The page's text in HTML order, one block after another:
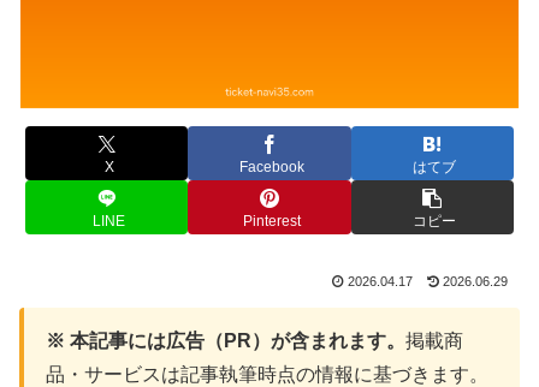
X Facebook はてブ
LINE Pinterest コピー
2026.04.17 2026.06.29
※ 本記事には広告（PR）が含まれます。 掲載商
品・サービスは記事執筆時点の情報に基づきます。